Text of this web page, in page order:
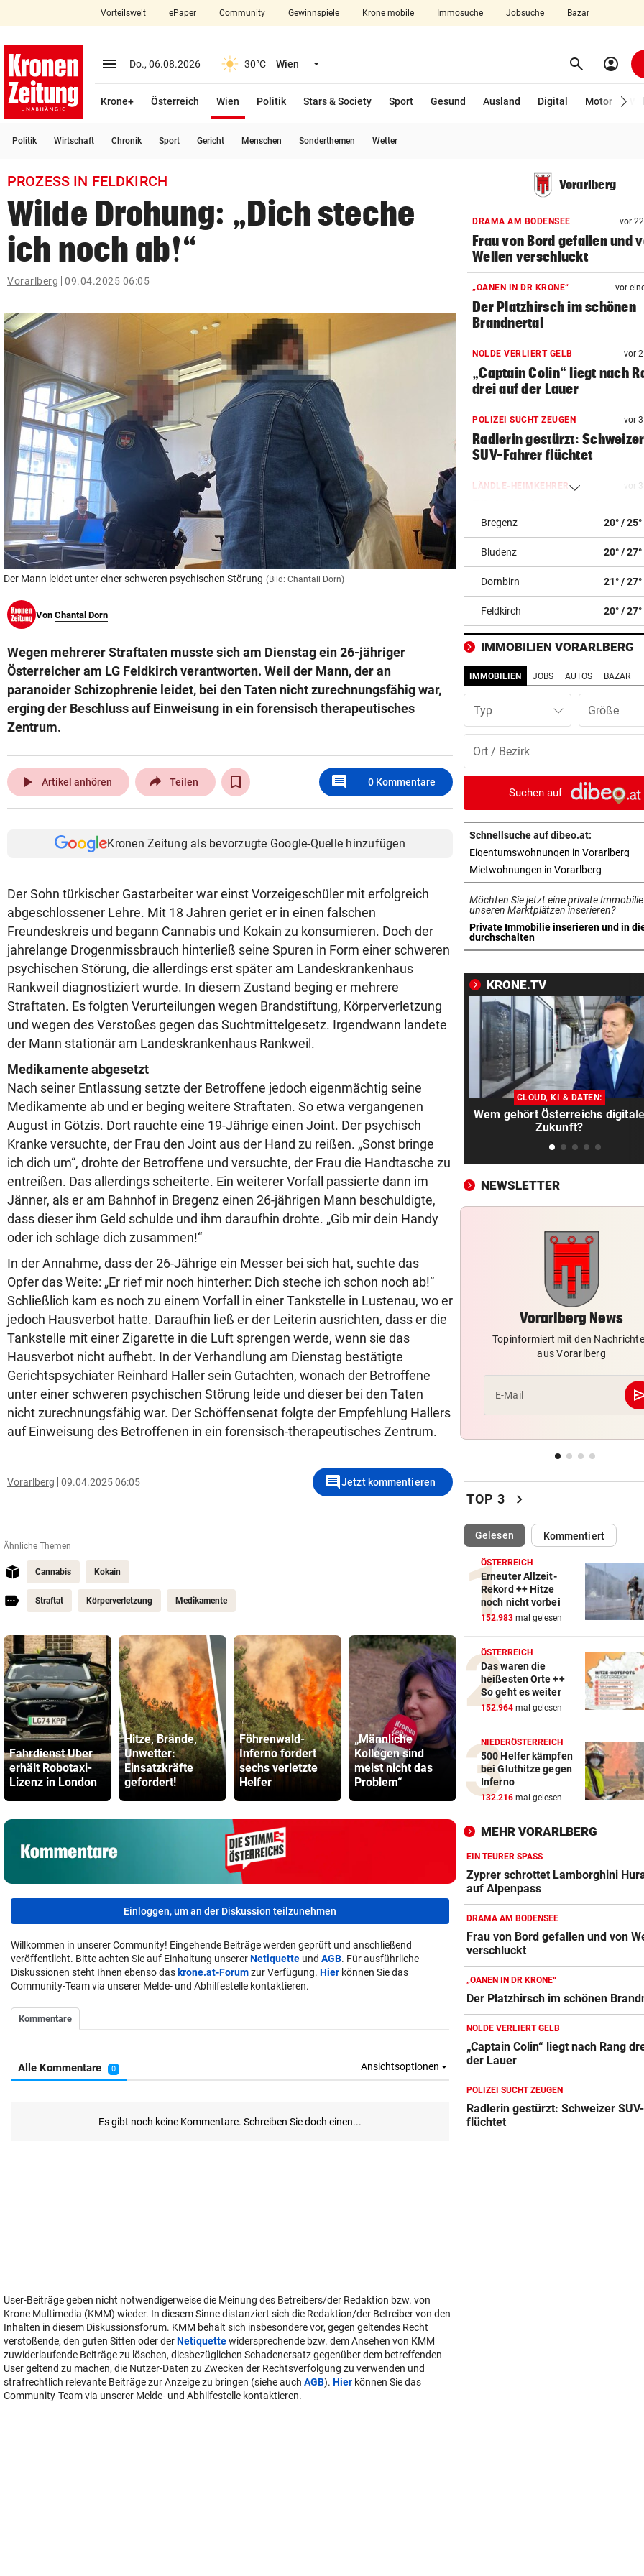
closeSchließen
account_circle Anmelden
arrow_right
bookmark
search
Suchbegriff
eingeben
© Krone Multimedia GmbH & Co KG 2026
Muthgasse 2, 1190 Wien
Vorteilswelt ePaper Community Gewinnspiele Krone mobile Immosuche Jobsuche Bazar
menu Menü aufklappen
Do., 06.08.2026 30°C Wien Menü aufklappen search Suchen
account_circle
Krone+ Österreich Wien
Politik
Stars & Society Sport Gesund Ausland Digital Motor
Politik Wirtschaft Chronik Sport Gericht Menschen Sonderthemen Wetter
PROZESS IN FELDKIRCH
Wilde Drohung: „Dich steche
ich noch ab!“
Vorarlberg 09.04.2025 06:05
Der Mann leidet unter einer schweren psychischen Störung (Bild: Chantall Dorn)
Von Chantal Dorn
Wegen mehrerer Straftaten musste sich am Dienstag ein 26-jähriger
Österreicher am LG Feldkirch verantworten. Weil der Mann, der an
paranoider Schizophrenie leidet, bei den Taten nicht zurechnungsfähig war,
erging der Beschluss auf Einweisung in ein forensisch therapeutisches
Zentrum.
play_arrow Artikel anhören Teilen comment 0 Kommentare
Kronen Zeitung als bevorzugte Google-Quelle hinzufügen
Der Sohn türkischer Gastarbeiter war einst Vorzeigeschüler mit erfolgreich
abgeschlossener Lehre. Mit 18 Jahren geriet er in einen falschen
Freundeskreis und begann Cannabis und Kokain zu konsumieren. Doch der
jahrelange Drogenmissbrauch hinterließ seine Spuren in Form einer schweren
psychischen Störung, die allerdings erst später am Landeskrankenhaus
Rankweil diagnostiziert wurde. In diesem Zustand beging er mehrere
Straftaten. Es folgten Verurteilungen wegen Brandstiftung, Körperverletzung
und wegen des Verstoßes gegen das Suchtmittelgesetz. Irgendwann landete
der Mann stationär am Landeskrankenhaus Rankweil.
Medikamente abgesetzt
Nach seiner Entlassung setzte der Betroffene jedoch eigenmächtig seine
Medikamente ab und er beging weitere Straftaten. So etwa vergangenen
August in Götzis. Dort rauchte eine 19-Jährige einen Joint. Der psychisch
Kranke versuchte, der Frau den Joint aus der Hand zu reißen. „Sonst bringe
ich dich um“, drohte der Betroffene und versuchte, der Frau die Handtasche zu
entreißen. Das allerdings scheiterte. Ein weiterer Vorfall passierte dann im
Jänner, als er am Bahnhof in Bregenz einen 26-jährigen Mann beschuldigte,
dass dieser ihm Geld schulde und ihm daraufhin drohte. „Gib mir dein Handy
oder ich schlage dich zusammen!“
In der Annahme, dass der 26-Jährige ein Messer bei sich hat, suchte das
Opfer das Weite: „Er rief mir noch hinterher: Dich steche ich schon noch ab!“
Schließlich kam es noch zu einem Vorfall in einer Tankstelle in Lustenau, wo er
jedoch Hausverbot hatte. Daraufhin ließ er der Leiterin ausrichten, dass er die
Tankstelle mit einer Zigarette in die Luft sprengen werde, wenn sie das
Hausverbot nicht aufhebt. In der Verhandlung am Dienstag bestätigte
Gerichtspsychiater Reinhard Haller sein Gutachten, wonach der Betroffene
unter einer schweren psychischen Störung leide und dieser bei den Taten
nicht zurechnungsfähig war. Der Schöffensenat folgte der Empfehlung Hallers
auf Einweisung des Betroffenen in ein forensisch-therapeutisches Zentrum.
Vorarlberg 09.04.2025 06:05 commentJetzt kommentieren
Ähnliche Themen
Cannabis Kokain
Straftat Körperverletzung Medikamente
Fahrdienst Uber
erhält Robotaxi-
Lizenz in London
Hitze, Brände,
Unwetter:
Einsatzkräfte
gefordert!
Föhrenwald-
Inferno fordert
sechs verletzte
Helfer
„Männliche
Kollegen sind
meist nicht das
Problem“
Banderas: „Im
Hinterkopf, dass
man sterben wird“
Jähriger
Einloggen, um an der Diskussion teilzunehmen
Willkommen in unserer Community! Eingehende Beiträge werden geprüft und anschließend
veröffentlicht. Bitte achten Sie auf Einhaltung unsererNetiquette und AGB. Für ausführliche
Diskussionen steht Ihnen ebenso das krone.at-Forumzur Verfügung. Hier können Sie das
Community-Team via unserer Melde- und Abhilfestelle kontaktieren.
User-Beiträge geben nicht notwendigerweise die Meinung des Betreibers/der Redaktion bzw. von
Krone Multimedia (KMM) wieder. In diesem Sinne distanziert sich die Redaktion/der Betreiber von den
Inhalten in diesem Diskussionsforum. KMM behält sich insbesondere vor, gegen geltendes Recht
verstoßende, den guten Sitten oder derNetiquettewidersprechende bzw. dem Ansehen von KMM
zuwiderlaufende Beiträge zu löschen, diesbezüglichen Schadenersatz gegenüber dem betreffenden
User geltend zu machen, die Nutzer-Daten zu Zwecken der Rechtsverfolgung zu verwenden und
strafrechtlich relevante Beiträge zur Anzeige zu bringen (siehe auch AGB). Hier können Sie das
Community-Team via unserer Melde- und Abhilfestelle kontaktieren.
Vorarlberg
DRAMA AM BODENSEE vor
Frau von Bord gefallen und
Wellen verschluckt
„OANEN IN DR KRONE“ vor
Der Platzhirsch im schönen
Brandnertal
NOLDE VERLIERT GELB vor
„Captain Colin“ liegt nach
drei auf der Lauer
POLIZEI SUCHT ZEUGEN vor
Radlerin gestürzt: Schweizer
SUV-Fahrer flüchtet
LÄNDLE-HEIMKEHRER vor
allerdings nur im See
URTEIL GEFALLEN vor 5
Altacher Kies-Krieg:
Franz Kopf recht
vor
„Insgesamt bin ich damit so
nicht zufrieden!“
SCHWERER BETRUG vor
Fitnessstudio gekauft, aber
bezahlt
SCHATTEN STATT BETON vor
Grüne fordern Hitzeschutz-
für Vorarlberg
Moschee in Dornbirn? Stadt
auf Dialog
POLIZEI SUCHT ZEUGEN vor
Lenker ließ BMW-Cabrio
Crash zurück
SANIERUNG GESCHEITERT vor
die Pleite
ZWEI SCHWERVERLETZTE vor
Vermummter E-Scooter-
(16) fährt Polizist um
SANIERUNGSOFFENSIVE vor
Wieder ein Sommer der
Baustellen im Ländle
WEGEN TROCKENHEIT
Feldkirch: Feuerverbot
Waldbrandgefahr
Neue Pfandstationen helfen
Umwelt und Menschen
„TEAM VORARLBERG“ TOP
Tobi Nolde fliegt auf
ins Gelbe Trikot
BILYK UND HERBURGER vor
Sommercup in Hard
MUSS INS GEFÄNGNIS vor
Stuttgarts Sportboss
Bregenz 20° / 25°
Bludenz 20° / 27°
Dornbirn 21° / 27°
Feldkirch 20° / 27°
IMMOBILIEN VORARLBERG
IMMOBILIEN JOBS AUTOS BAZAR
Typ
Suchen auf
Schnellsuche auf dibeo.at:
Eigentumswohnungen in Vorarlberg
Mietwohnungen in Vorarlberg
Möchten Sie jetzt eine private
unseren Marktplätzen inserieren?
Private Immobilie inserieren und in
durchschalten
in neuem Tab öffnen
KRONE.TV
CLOUD, KI & DATEN:
Wem gehört Österreichs digitale
Zukunft?
NEWSLETTER
Vorarlberg News
Topinformiert mit den
aus Vorarlberg
E-Mail
TOP 3 chevron_right
Gelesen(ausgewählt)Kommentiert
ÖSTERREICH
Erneuter Allzeit-
Rekord ++ Hitze
noch nicht vorbei
152.983 mal gelesen
ÖSTERREICH
Das waren die
heißesten Orte ++
So geht es weiter
152.964 mal gelesen
NIEDERÖSTERREICH
500 Helfer kämpfen
bei Gluthitze gegen
Inferno
132.216 mal gelesen
MEHR VORARLBERG
EIN TEURER SPASS
Zyprer schrottet Lamborghini
auf Alpenpass
DRAMA AM BODENSEE
Frau von Bord gefallen und von
verschluckt
„OANEN IN DR KRONE“
Der Platzhirsch im schönen
NOLDE VERLIERT GELB
„Captain Colin“ liegt nach Rang
der Lauer
POLIZEI SUCHT ZEUGEN
Radlerin gestürzt: Schweizer
flüchtet